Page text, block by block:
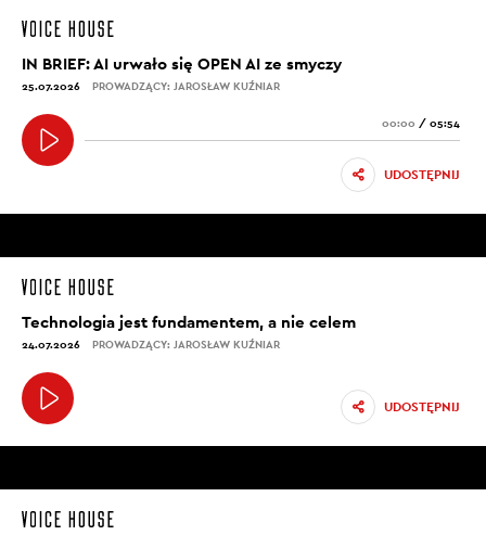
IN BRIEF: AI urwało się OPEN AI ze smyczy
25.07.2026 PROWADZĄCY: JAROSŁAW KUŹNIAR
00:00 / 05:54
UDOSTĘPNIJ
Technologia jest fundamentem, a nie celem
24.07.2026 PROWADZĄCY: JAROSŁAW KUŹNIAR
UDOSTĘPNIJ